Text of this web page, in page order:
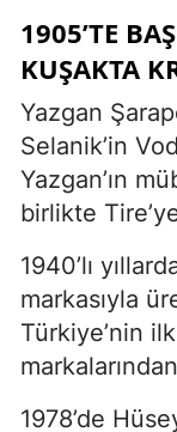
1905’TE
KUŞAKTA
Yazgan
Selanik’in
Yazgan’ın
birlikte
1940’lı
markasıyla
Türkiye’nin
1978’de